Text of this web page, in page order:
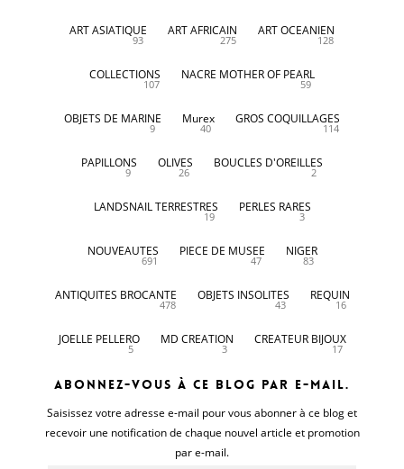
ART ASIATIQUE
93
ART AFRICAIN
275
ART OCEANIEN
128
COLLECTIONS
107
NACRE MOTHER OF PEARL
59
OBJETS DE MARINE
9
Murex
40
GROS COQUILLAGES
114
PAPILLONS
9
OLIVES
26
BOUCLES D'OREILLES
2
LANDSNAIL TERRESTRES
19
PERLES RARES
3
NOUVEAUTES
691
PIECE DE MUSEE
47
NIGER
83
ANTIQUITES BROCANTE
478
OBJETS INSOLITES
43
REQUIN
16
JOELLE PELLERO
5
MD CREATION
3
CREATEUR BIJOUX
17
Abonnez-vous à ce blog par e-mail.
Saisissez votre adresse e-mail pour vous abonner à ce blog et
recevoir une notification de chaque nouvel article et promotion
par e-mail.